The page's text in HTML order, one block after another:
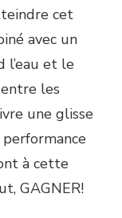
cet
avec un
l’eau et le
les
une glisse
à cette
GAGNER!